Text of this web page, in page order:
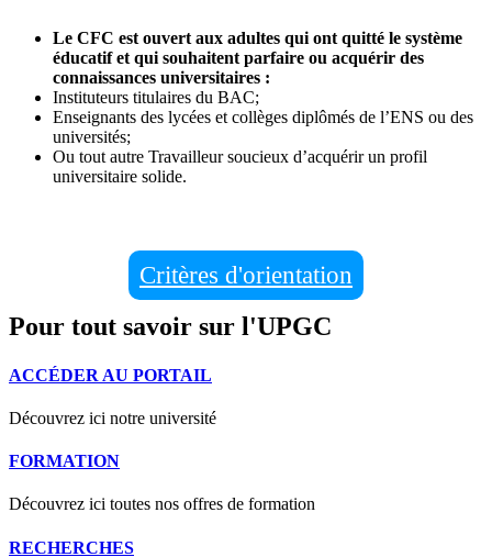
Le CFC est ouvert aux adultes qui ont quitté le système
éducatif et qui souhaitent parfaire ou acquérir des
connaissances universitaires :
Instituteurs titulaires du BAC;
Enseignants des lycées et collèges diplômés de l’ENS ou des
universités;
Ou tout autre Travailleur soucieux d’acquérir un profil
universitaire solide.
Critères d'orientation
Pour tout savoir sur l'UPGC
ACCÉDER AU PORTAIL
Découvrez ici notre université
FORMATION
Découvrez ici toutes nos offres de formation
RECHERCHES